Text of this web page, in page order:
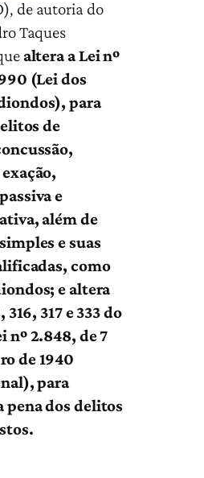
de autoria do
Taques
altera a Lei nº
(Lei dos
para
de
e
além de
e suas
como
e altera
316, 317 e 333 do
nº 2.848, de 7
de 1940
para
pena dos delitos